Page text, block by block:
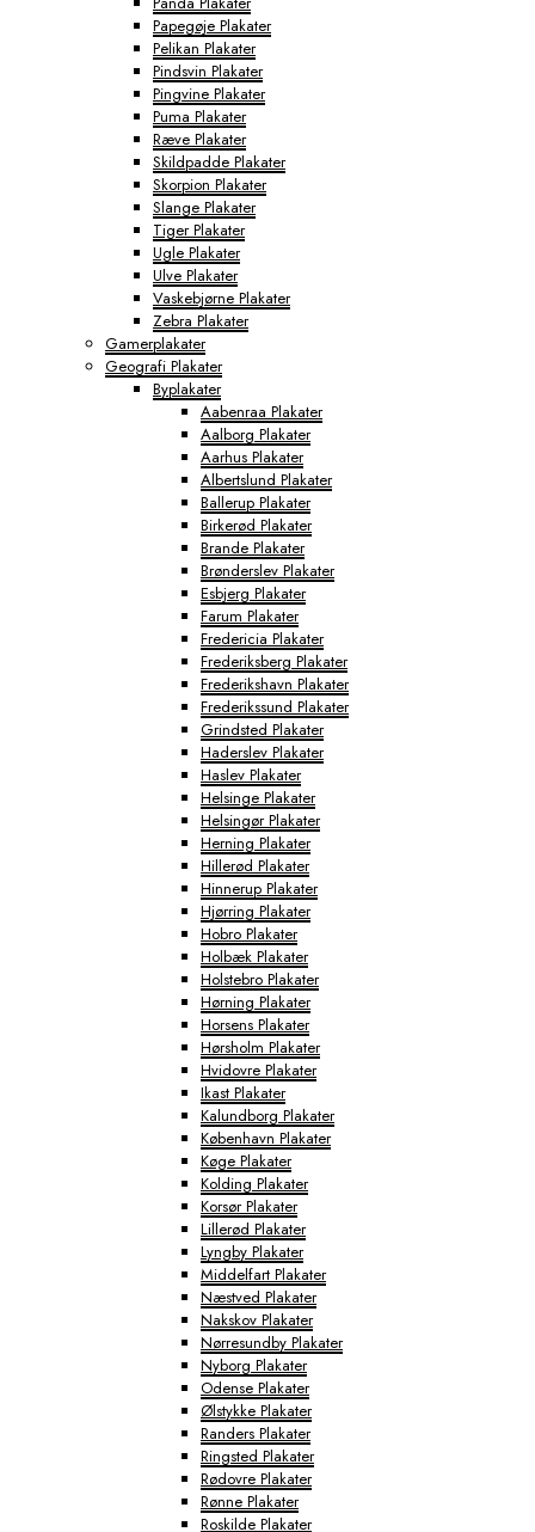
Papegøje Plakater
Pelikan Plakater
Pindsvin Plakater
Pingvine Plakater
Puma Plakater
Ræve Plakater
Skildpadde Plakater
Skorpion Plakater
Slange Plakater
Tiger Plakater
Ugle Plakater
Ulve Plakater
Vaskebjørne Plakater
Zebra Plakater
Gamerplakater
Geografi Plakater
Byplakater
Aabenraa Plakater
Aalborg Plakater
Aarhus Plakater
Albertslund Plakater
Ballerup Plakater
Birkerød Plakater
Brande Plakater
Brønderslev Plakater
Esbjerg Plakater
Farum Plakater
Fredericia Plakater
Frederiksberg Plakater
Frederikshavn Plakater
Frederikssund Plakater
Grindsted Plakater
Haderslev Plakater
Haslev Plakater
Helsinge Plakater
Helsingør Plakater
Herning Plakater
Hillerød Plakater
Hinnerup Plakater
Hjørring Plakater
Hobro Plakater
Holbæk Plakater
Holstebro Plakater
Hørning Plakater
Horsens Plakater
Hørsholm Plakater
Hvidovre Plakater
Ikast Plakater
Kalundborg Plakater
København Plakater
Køge Plakater
Kolding Plakater
Korsør Plakater
Lillerød Plakater
Lyngby Plakater
Middelfart Plakater
Næstved Plakater
Nakskov Plakater
Nørresundby Plakater
Nyborg Plakater
Odense Plakater
Ølstykke Plakater
Randers Plakater
Ringsted Plakater
Rødovre Plakater
Rønne Plakater
Roskilde Plakater